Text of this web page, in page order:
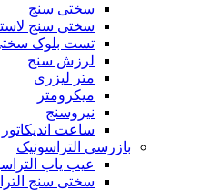
سختی سنج
سختی سنج
تست بلوک
لرزش سنج
متر لیزری
میکرومتر
نیروسنج
ساعت اندیکاتور
بازرسی التراسونیک
عیب یاب
سختی سنج